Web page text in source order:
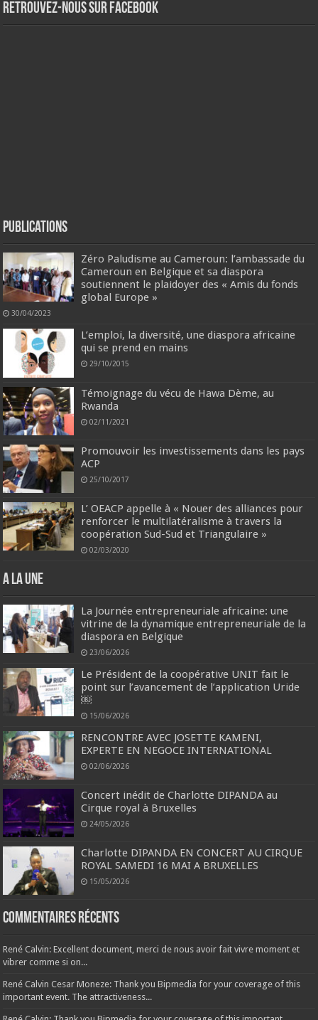
Retrouvez-nous sur Facebook
Publications
Zéro Paludisme au Cameroun: l’ambassade du
Cameroun en Belgique et sa diaspora
soutiennent le plaidoyer des « Amis du fonds
global Europe »
30/04/2023
L’emploi, la diversité, une diaspora africaine
qui se prend en mains
29/10/2015
Témoignage du vécu de Hawa Dème, au
Rwanda
02/11/2021
Promouvoir les investissements dans les pays
ACP
25/10/2017
L’ OEACP appelle à « Nouer des alliances pour
renforcer le multilatéralisme à travers la
coopération Sud-Sud et Triangulaire »
02/03/2020
A la une
La Journée entrepreneuriale africaine: une
vitrine de la dynamique entrepreneuriale de la
diaspora en Belgique
23/06/2026
Le Président de la coopérative UNIT fait le
point sur l’avancement de l’application Uride
￼
15/06/2026
RENCONTRE AVEC JOSETTE KAMENI,
EXPERTE EN NEGOCE INTERNATIONAL
02/06/2026
Concert inédit de Charlotte DIPANDA au
Cirque royal à Bruxelles
24/05/2026
Charlotte DIPANDA EN CONCERT AU CIRQUE
ROYAL SAMEDI 16 MAI A BRUXELLES
15/05/2026
Commentaires récents
René Calvin: Excellent document, merci de nous avoir fait vivre moment et
vibrer comme si on...
René Calvin Cesar Moneze: Thank you Bipmedia for your coverage of this
important event. The attractiveness...